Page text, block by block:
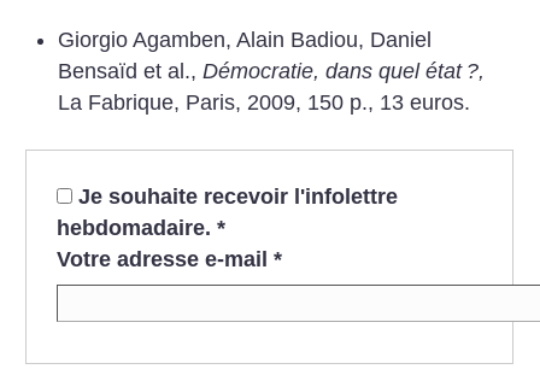
GiorgioAgamben, Alain Badiou, Daniel
Bensaïd et al., Démocratie, dansquel état ?,
La Fabrique, Paris, 2009, 150 p., 13 euros.
Je souhaite recevoir l'infolettre
hebdomadaire. *
Votre adresse e-mail *